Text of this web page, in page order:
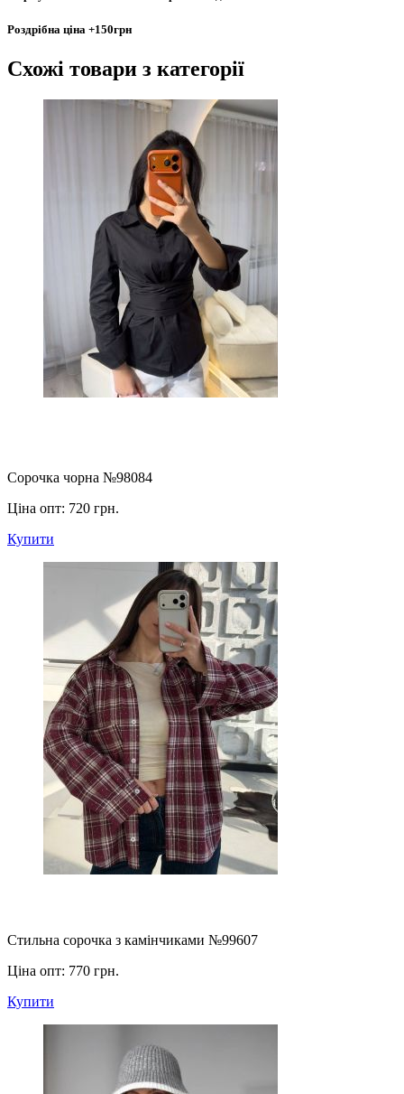
Роздрібна ціна +150грн
Схожі товари з категорії
Сорочка чорна №98084
Ціна опт: 720 грн.
Купити
Стильна сорочка з камінчиками №99607
Ціна опт: 770 грн.
Купити